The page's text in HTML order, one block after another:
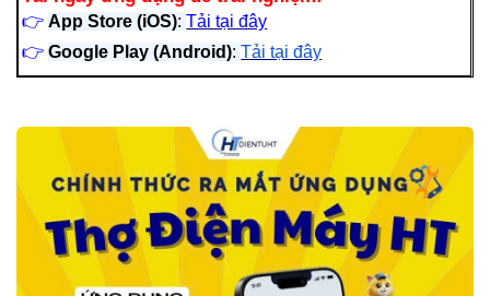
👉 App Store (iOS):Tải tại đây
👉 Google Play (Android):Tải tại đây